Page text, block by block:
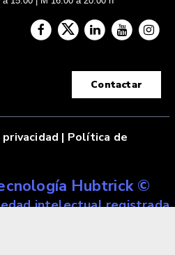
Contactar
| Política de
Hubtrick ©
intelectual registrada